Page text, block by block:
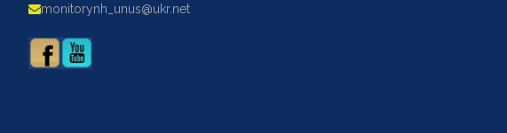
monitorynh_unus@ukr.net